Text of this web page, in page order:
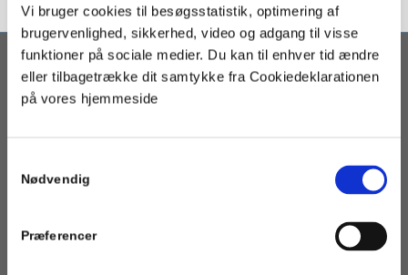
Vi bruger cookies til besøgsstatistik, optimering af
brugervenlighed, sikkerhed, video og adgang til visse
funktioner på sociale medier. Du kan til enhver tid ændre
eller tilbagetrække dit samtykke fra Cookiedeklarationen
på vores hjemmeside
Nødvendig
Præferencer
OM PORTALEN
varmeforsyning.